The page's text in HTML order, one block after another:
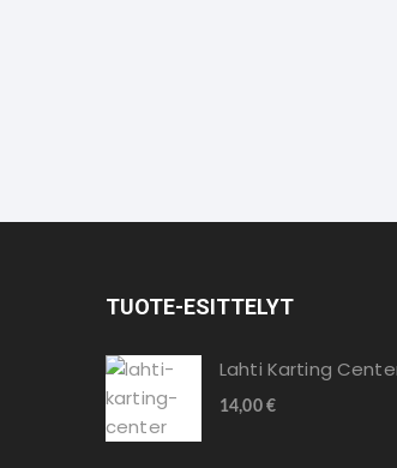
TUOTE-ESITTELYT
Lahti Karting
14,00 €